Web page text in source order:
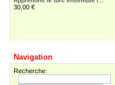
30,00 €
55,00 €
Toutes les meilleures ventes
Navigation
Recherche: